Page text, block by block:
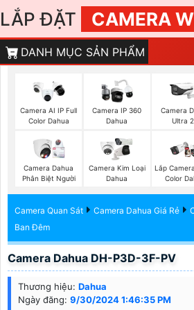
LẮP ĐẶT CAMERA
DANH MỤC SẢN PHẨM
Camera AI IP Full
Color Dahua
Camera IP 360
Dahua
Camera
Ultra
Camera Dahua
Phân Biệt Người
Camera Kim Loại
Dahua
Lắp
Color
Camera Quan Sát Camera Dahua Giá Rẻ
Ban Đêm
Camera Dahua DH-P3D-3F-PV
Thương hiệu: Dahua
Ngày đăng: 9/30/2024 1:46:35 PM